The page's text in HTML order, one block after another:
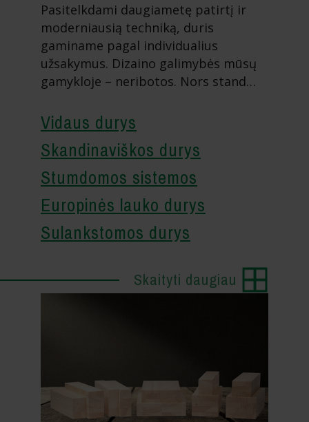
Pasitelkdami daugiametę patirtį ir
moderniausią techniką, duris
gaminame pagal individualius
užsakymus. Dizaino galimybės mūsų
gamykloje – neribotos. Nors stand…
Vidaus durys
Skandinaviškos durys
Stumdomos sistemos
Europinės lauko durys
Sulankstomos durys
Skaityti daugiau